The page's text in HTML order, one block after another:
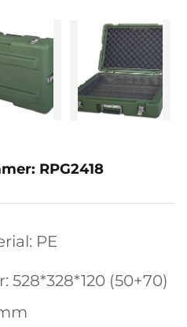
RPG2418
PE
(50+70)